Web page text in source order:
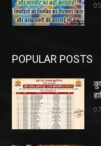
POPULAR POSTS